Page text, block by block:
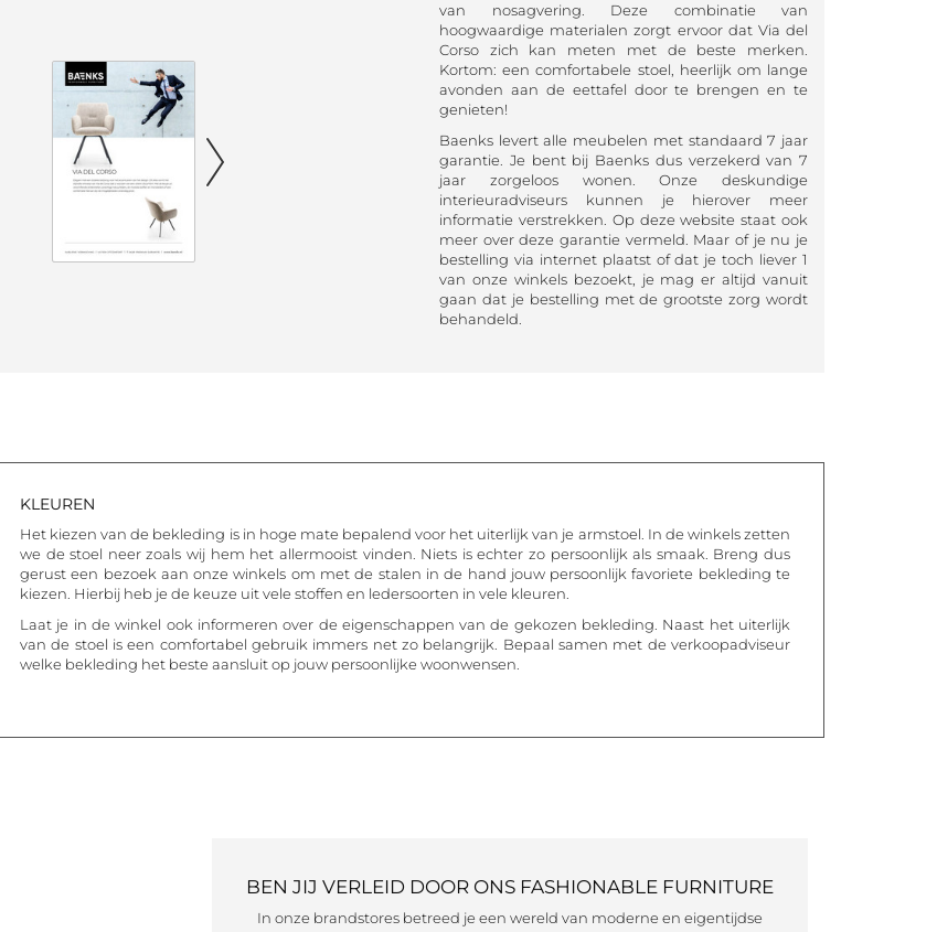
van nosagvering. Deze combinatie van
hoogwaardige materialen zorgt ervoor dat Via del
Corso zich kan meten met de beste merken.
Kortom: een comfortabele stoel, heerlijk om lange
avonden aan de eettafel door te brengen en te
genieten!
Baenks levert alle meubelen met standaard 7 jaar
garantie. Je bent bij Baenks dus verzekerd van 7
jaar zorgeloos wonen. Onze deskundige
interieuradviseurs kunnen je hierover meer
informatie verstrekken. Op deze website staat ook
meer over deze garantie vermeld. Maar of je nu je
bestelling via internet plaatst of dat je toch liever 1
van onze winkels bezoekt, je mag er altijd vanuit
gaan dat je bestelling met de grootste zorg wordt
behandeld.
KLEUREN
Het kiezen van de bekleding is in hoge mate bepalend voor het uiterlijk van je armstoel. In de winkels zetten
we de stoel neer zoals wij hem het allermooist vinden. Niets is echter zo persoonlijk als smaak. Breng dus
gerust een bezoek aan onze winkels om met de stalen in de hand jouw persoonlijk favoriete bekleding te
kiezen. Hierbij heb je de keuze uit vele stoffen en ledersoorten in vele kleuren.
Laat je in de winkel ook informeren over de eigenschappen van de gekozen bekleding. Naast het uiterlijk
van de stoel is een comfortabel gebruik immers net zo belangrijk. Bepaal samen met de verkoopadviseur
welke bekleding het beste aansluit op jouw persoonlijke woonwensen.
BEN JIJ VERLEID DOOR ONS FASHIONABLE FURNITURE
In onze brandstores betreed je een wereld van moderne en eigentijdse